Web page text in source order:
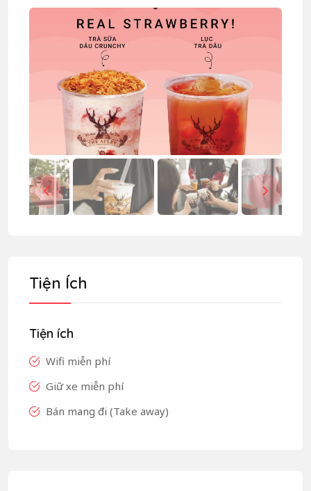
Tiện Ích
Tiện ích
Wifi miễn phí
Giữ xe miễn phí
Bán mang đi (Take away)